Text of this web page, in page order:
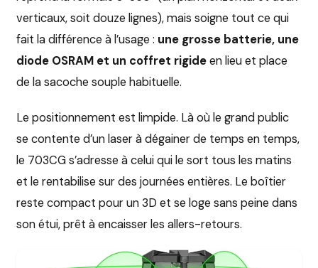
verticaux, soit douze lignes), mais soigne tout ce qui
fait la différence à l’usage : une grosse batterie, une
diode OSRAM et un coffret rigideen lieu et place
de la sacoche souple habituelle.
Le positionnement est limpide. Là où le grand public
se contente d’un laser à dégainer de temps en temps,
le 703CG s’adresse à celui qui le sort tous les matins
et le rentabilise sur des journées entières. Le boîtier
reste compact pour un 3D et se loge sans peine dans
son étui, prêt à encaisser les allers-retours.